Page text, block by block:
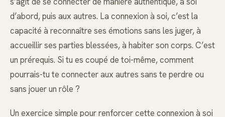
d’abord, puis aux autres. La connexion à soi, c’est la
capacité à reconnaître ses émotions sans les juger, à
accueillir ses parties blessées, à habiter son corps. C’est
un prérequis. Si tu es coupé de toi-même, comment
pourrais-tu te connecter aux autres sans te perdre ou
sans jouer un rôle ?
Un exercice simple pour renforcer cette connexion à soi